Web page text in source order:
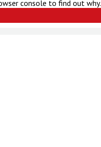
console to find out why.